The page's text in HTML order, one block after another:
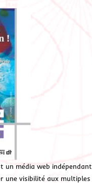
un média web indépendant
une visibilité aux multiples